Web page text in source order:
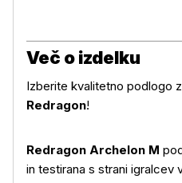
Več o izdelku
Izberite kvalitetno podlogo
Redragon!
Redragon Archelon M
in testirana s strani igralcev